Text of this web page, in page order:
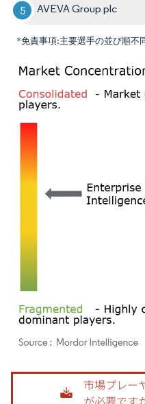
AVEVA Group plc
*免責事項:主要選手の並び順不
画像 © Mordor Intelligence。再利